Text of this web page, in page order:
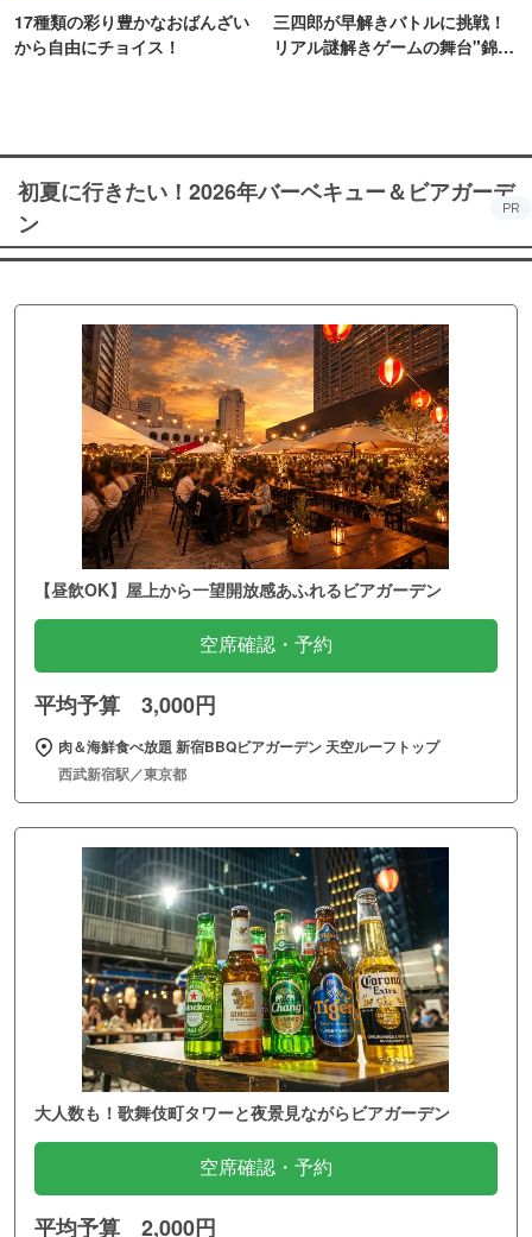
17種類の彩り豊かなおばんざい
から自由にチョイス！
三四郎が早解きバトルに挑戦！
リアル謎解きゲームの舞台"錦糸
初夏に行きたい！2026年バーベキュー＆ビアガーデ
ン
PR
【昼飲OK】屋上から一望開放感あふれるビアガーデン
空席確認・予約
平均予算 3,000円
肉＆海鮮食べ放題 新宿BBQビアガーデン 天空ルーフトップ
西武新宿駅／東京都
大人数も！歌舞伎町タワーと夜景見ながらビアガーデン
空席確認・予約
平均予算 2,000円